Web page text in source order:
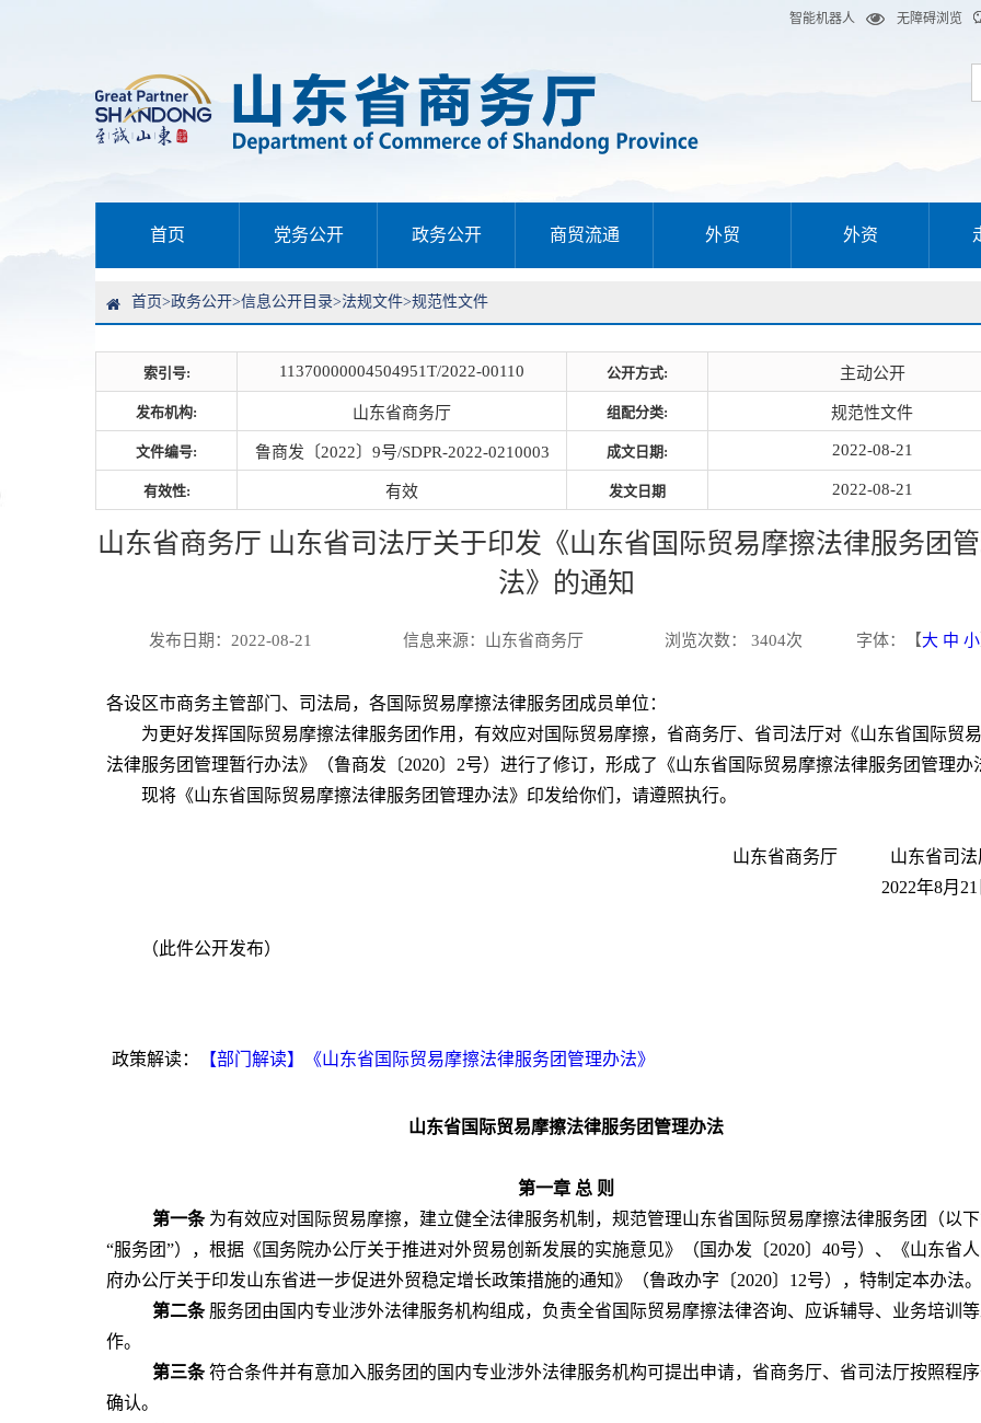
智能机器人 无障碍浏览
首页 党务公开 政务公开 商贸流通 外贸 外资
首页>政务公开>信息公开目录>法规文件>规范性文件
索引号: 11370000004504951T/2022-00110 公开方式: 主动公开
发布机构: 山东省商务厅 组配分类: 规范性文件
文件编号: 鲁商发〔2022〕9号/SDPR-2022-0210003 成文日期: 2022-08-21
有效性: 有效 发文日期 2022-08-21
山东省商务厅 山东省司法厅关于印发《山东省国际贸易摩擦法律服务团
法》的通知
发布日期：2022-08-21 信息来源： 山东省商务厅 浏览次数： 3404次 字体：【大中 小
各设区市商务主管部门、司法局，各国际贸易摩擦法律服务团成员单位：
为更好发挥国际贸易摩擦法律服务团作用，有效应对国际贸易摩擦，省商务厅、省司法厅对 《山东省国际贸
法律服务团管理暂行办法》（鲁商发〔2020〕2号） 进行了修订，形成了《山东省国际贸易摩擦法律服务团管理办
现将《山东省国际贸易摩擦法律服务团管理办法》印发给你们，请遵照执行。
山东省商务厅
山东省司
2022年8月
（此件公开发布）
政策解读： 【部门解读】《山东省国际贸易摩擦法律服务团管理办法》
山东省国际贸易摩擦法律服务团管理办法
第一章 总 则
第一条 为有效应对国际贸易摩擦，建立健全法律服务机制，规范管理山东省国际贸易摩擦法律服务团（以
“服务团”），根据《国务院办公厅关于推进对外贸易创新发展的实施意见》（国办发〔2020〕40号）、《山东省
府办公厅关于印发山东省进一步促进外贸稳定增长政策措施的通知》（鲁政办字〔2020〕12号），特制定本办法。
第二条 服务团由国内专业涉外法律服务机构组成，负责全省国际贸易摩擦法律咨询、应诉辅导、业务培训
作。
第三条 符合条件并有意加入服务团的国内专业涉外法律服务机构可提出申请，省商务厅、省司法厅按照程
确认。